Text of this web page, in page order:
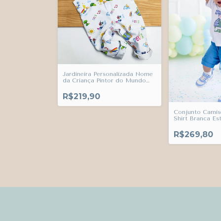
Jardineira Personalizada Nome
da Criança Pintor do Mundo
Estampado Infantil Bebê
Índigo Trend
R$219,90
Conjunto
Shirt Branca
Criança e
Esporte Fino
R$269,80